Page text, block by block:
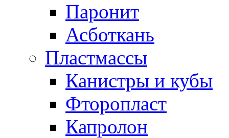
Паронит
Асботкань
Пластмассы
Канистры и кубы
Фторопласт
Капролон